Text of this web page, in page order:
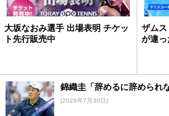
大坂なおみ選手 出場表明 チケッ
ト先行販売中
ザム
が違っ
錦織圭「辞めるに辞められ
(2026年7月30日)